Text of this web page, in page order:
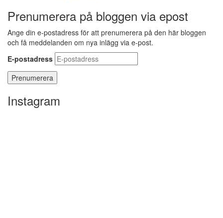
Prenumerera på bloggen via epost
Ange din e-postadress för att prenumerera på den här bloggen
och få meddelanden om nya inlägg via e-post.
E-postadress
Instagram